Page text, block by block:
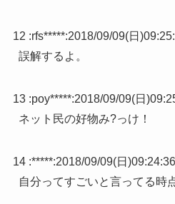
12 :rfs*****:2018/09/09(日
誤解するよ。
13 :poy*****:2018/09/09(日
ネット民の好物み?っけ！
14 :*****:2018/09/09(日)09:24:36
自分ってすごいと言ってる時